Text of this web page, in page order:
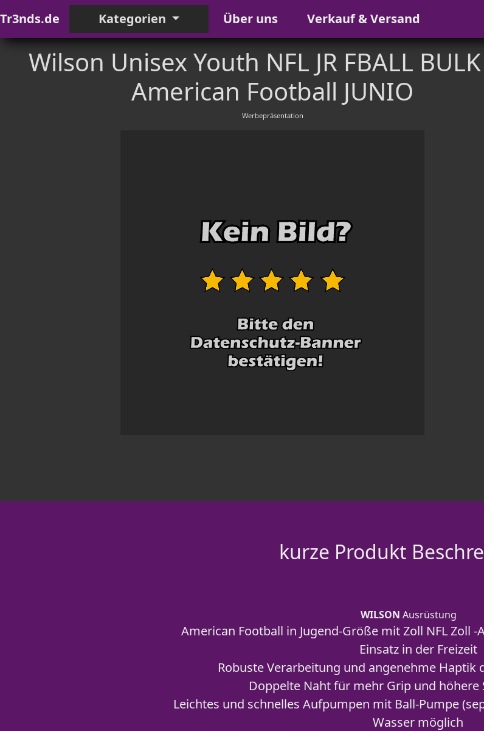
Tr3nds.de Kategorien Über uns Verkauf & Versand
Wilson Unisex Youth NFL JR FBALL
American Football JUNIO
Werbepräsentation
kurze Produkt
WILSON Ausrüstung
American Football in Jugend-Größe mit Zoll NFL Zoll
Einsatz in der Freizeit
Robuste Verarbeitung und angenehme Haptik
Doppelte Naht für mehr Grip und
Leichtes und schnelles Aufpumpen mit Ball-Pumpe
Wasser möglich